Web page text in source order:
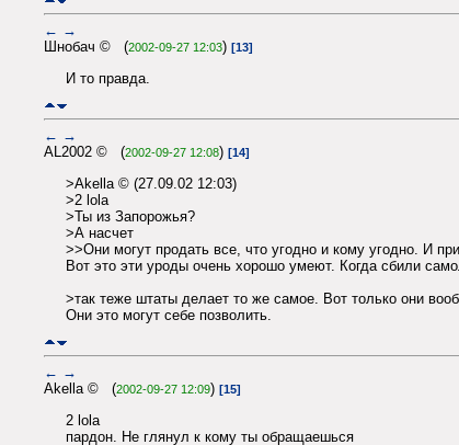
← →
Шнобач © (2002-09-27 12:03) [13]
И то правда.
← →
AL2002 © (2002-09-27 12:08) [14]
>Akella © (27.09.02 12:03)
>2 lola
>Ты из Запорожья?
>А насчет
>>Они могут продать все, что угодно и кому угодно. И
Вот это эти уроды очень хорошо умеют. Когда сбили
>так теже штаты делает то же самое. Вот только они
Они это могут себе позволить.
← →
Akella © (2002-09-27 12:09) [15]
2 lola
пардон. Не глянул к кому ты обращаешься